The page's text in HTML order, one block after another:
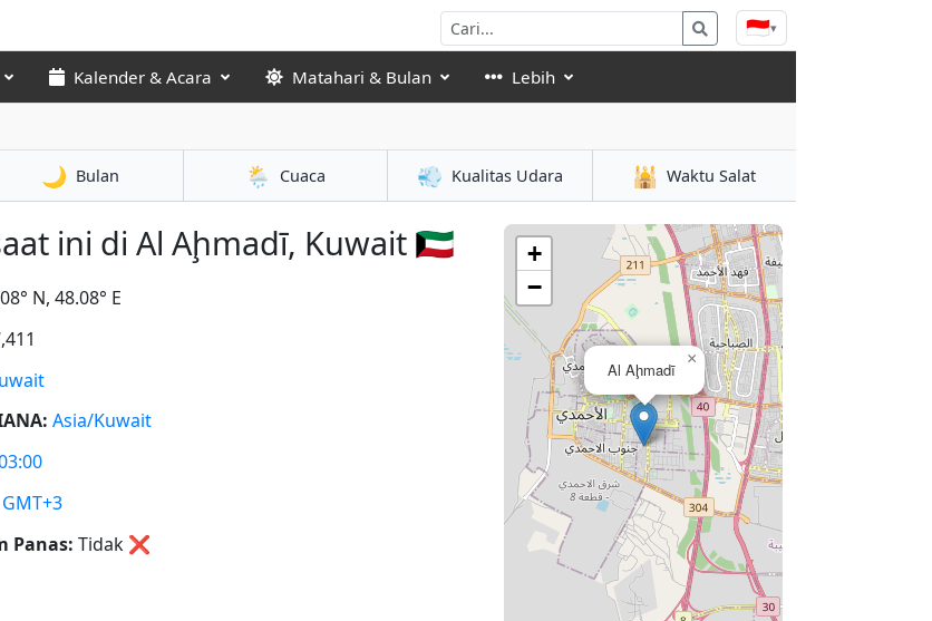
🇮🇩▾
Kalender & Acara Matahari & Bulan Lebih
🌙 Bulan 🌦️ Cuaca 💨 Kualitas Udara 🕌 Waktu Salat
ini di Al Aḩmadī, Kuwait 🇰🇼
N, 48.08° E
Asia/Kuwait
GMT+3
Panas: Tidak ❌
Al Aḩmadī
×
+
−